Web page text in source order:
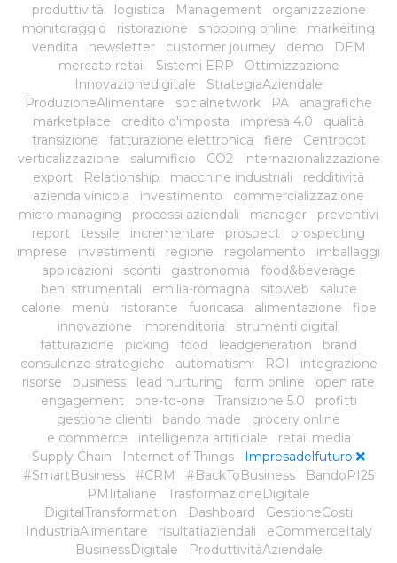
produttività
logistica Management
organizzazione
monitoraggio
ristorazione shopping online
markeiting
vendita
newsletter customer journey demo
DEM
mercato retail
Sistemi ERP
Ottimizzazione
Innovazionedigitale
StrategiaAziendale
ProduzioneAlimentare
socialnetwork PA
anagrafiche
marketplace
credito d'imposta impresa 4.0
qualità
transizione
fatturazione elettronica fiere
Centrocot
verticalizzazione
salumificio CO2
internazionalizzazione
export
Relationship macchine industriali
redditività
azienda vinicola
investimento
commercializzazione
micro managing
processi aziendali manager
preventivi
report
tessile incrementare prospect
prospecting
imprese
investimenti regione regolamento
imballaggi
applicazioni
sconti gastronomia
food&beverage
beni strumentali
emilia-romagna sitoweb
salute
calorie
menù ristorante fuoricasa alimentazione
fipe
innovazione
imprenditoria
strumenti digitali
fatturazione
picking food leadgeneration
brand
consulenze strategiche
automatismi ROI
integrazione
risorse
business lead nurturing form online
open rate
engagement
one-to-one Transizione 5.0
profitti
gestione clienti
bando made
grocery online
e commerce
intelligenza artificiale
retail media
Supply Chain
Internet of Things
Impresadelfuturo
#SmartBusiness
#CRM #BackToBusiness
BandoPI25
PMIitaliane
TrasformazioneDigitale
DigitalTransformation
Dashboard
GestioneCosti
IndustriaAlimentare
risultatiaziendali
eCommerceItaly
BusinessDigitale
ProduttivitàAziendale